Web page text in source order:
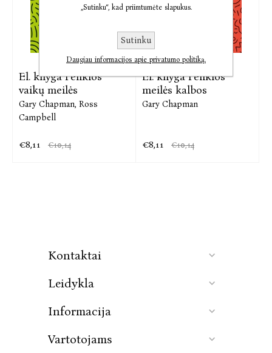
El. knyga Penkios
vaikų meilės
Gary Chapman, Ross
Campbell
€8,11 €10,14
El. knyga Penkios
meilės kalbos
Gary Chapman
€8,11 €10,14
Kontaktai
Leidykla
Informacija
Vartotojams
„Sutinku“, kad priimtumėte slapukus.
Sutinku
Daugiau informacijos apie privatumo politiką.